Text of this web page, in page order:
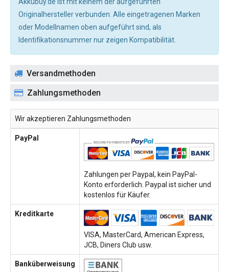
Originalhersteller verbunden. Alle eingetragenen Marken
oder Modellnamen oben aufgeführt sind, als
Identifikationsnummer nur zeigen Kompatibilität.
Versandmethoden
Zahlungsmethoden
Wir akzeptieren Zahlungsmethoden
PayPal
Zahlungen per Paypal, kein PayPal-
Konto erforderlich. Paypal ist sicher und
kostenlos für Käufer.
Kreditkarte
VISA, MasterCard, American Express,
JCB, Diners Club usw.
Banküberweisung